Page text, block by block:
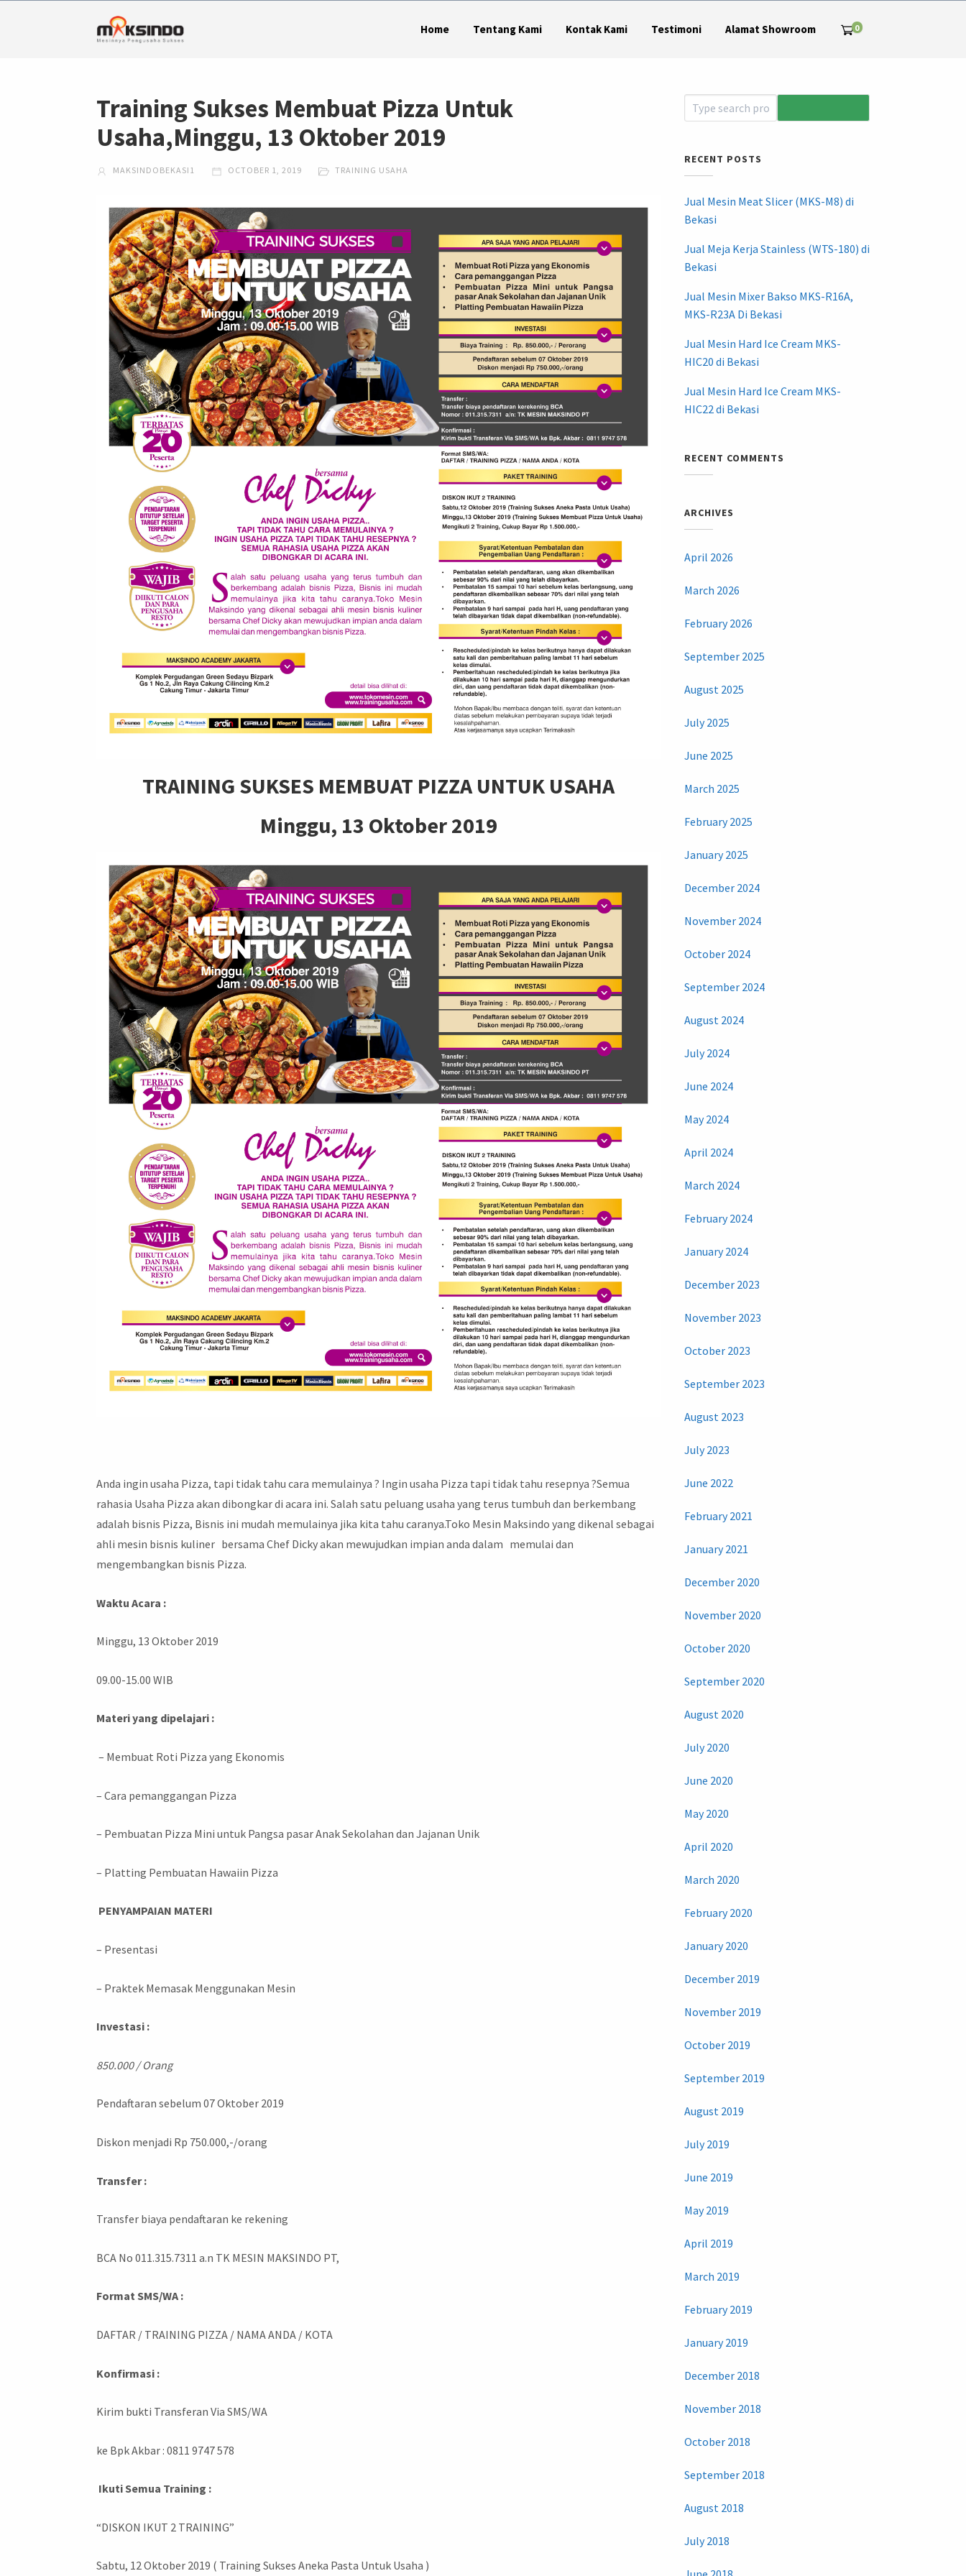
Home Tentang Kami Kontak Kami Testimoni Alamat Showroom 0
Training Sukses Membuat Pizza Untuk
Usaha,Minggu, 13 Oktober 2019
MAKSINDOBEKASI1 OCTOBER 1, 2019 TRAINING USAHA
TRAINING SUKSES MEMBUAT PIZZA UNTUK USAHA
Minggu, 13 Oktober 2019
Anda ingin usaha Pizza, tapi tidak tahu cara memulainya ? Ingin usaha Pizza tapi tidak tahu resepnya ?Semua
rahasia Usaha Pizza akan dibongkar di acara ini. Salah satu peluang usaha yang terus tumbuh dan berkembang
adalah bisnis Pizza, Bisnis ini mudah memulainya jika kita tahu caranya.Toko Mesin Maksindo yang dikenal sebagai
ahli mesin bisnis kuliner bersama Chef Dicky akan mewujudkan impian anda dalam memulai dan
mengembangkan bisnis Pizza.
Waktu Acara :
Minggu, 13 Oktober 2019
09.00-15.00 WIB
Materi yang dipelajari :
– Membuat Roti Pizza yang Ekonomis
– Cara pemanggangan Pizza
– Pembuatan Pizza Mini untuk Pangsa pasar Anak Sekolahan dan Jajanan Unik
– Platting Pembuatan Hawaiin Pizza
PENYAMPAIAN MATERI
– Presentasi
– Praktek Memasak Menggunakan Mesin
Investasi :
850.000 / Orang
Pendaftaran sebelum 07 Oktober 2019
Diskon menjadi Rp 750.000,-/orang
Transfer :
Transfer biaya pendaftaran ke rekening
BCA No 011.315.7311 a.n TK MESIN MAKSINDO PT,
Format SMS/WA :
DAFTAR / TRAINING PIZZA / NAMA ANDA / KOTA
Konfirmasi :
Kirim bukti Transferan Via SMS/WA
ke Bpk Akbar : 0811 9747 578
Ikuti Semua Training :
“DISKON IKUT 2 TRAINING”
Sabtu, 12 Oktober 2019 ( Training Sukses Aneka Pasta Untuk Usaha )
RECENT POSTS
Jual Mesin Meat Slicer (MKS-M8) di
Bekasi
Jual Meja Kerja Stainless (WTS-180) di
Bekasi
Jual Mesin Mixer Bakso MKS-R16A,
MKS-R23A Di Bekasi
Jual Mesin Hard Ice Cream MKS-
HIC20 di Bekasi
Jual Mesin Hard Ice Cream MKS-
HIC22 di Bekasi
RECENT COMMENTS
ARCHIVES
April 2026
March 2026
February 2026
September 2025
August 2025
July 2025
June 2025
March 2025
February 2025
January 2025
December 2024
November 2024
October 2024
September 2024
August 2024
July 2024
June 2024
May 2024
April 2024
March 2024
February 2024
January 2024
December 2023
November 2023
October 2023
September 2023
August 2023
July 2023
June 2022
February 2021
January 2021
December 2020
November 2020
October 2020
September 2020
August 2020
July 2020
June 2020
May 2020
April 2020
March 2020
February 2020
January 2020
December 2019
November 2019
October 2019
September 2019
August 2019
July 2019
June 2019
May 2019
April 2019
March 2019
February 2019
January 2019
December 2018
November 2018
October 2018
September 2018
August 2018
July 2018